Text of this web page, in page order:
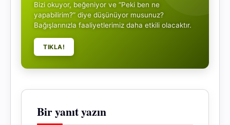
Bizi okuyor, beğeniyor ve “Peki ben ne
yapabilirim?” diye düşünüyor musunuz?
Bağışlarınızla faaliyetlerimiz daha etkili olacaktır.
TIKLA!
Bir yanıt yazın